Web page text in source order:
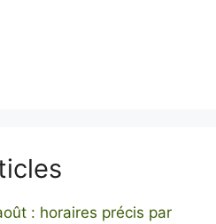
: horaires précis par